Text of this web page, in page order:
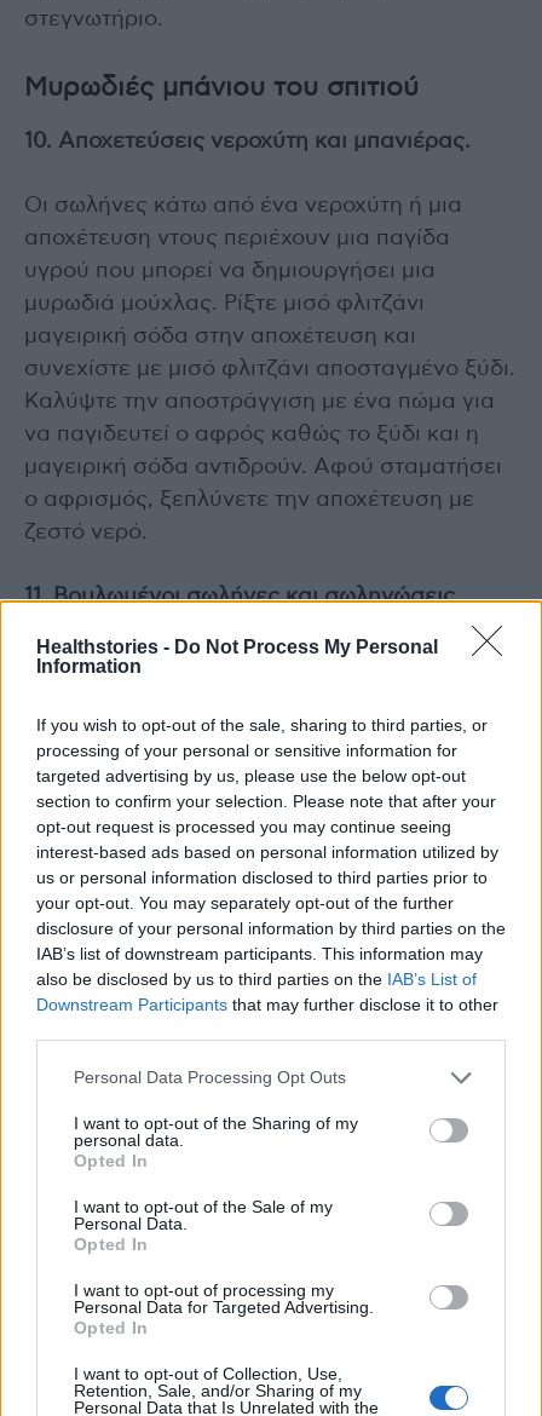
Healthstories - Do Not Process My Personal
Information
If you wish to opt-out of the sale, sharing to third parties, or
processing of your personal or sensitive information for
targeted advertising by us, please use the below opt-out
section to confirm your selection. Please note that after your
opt-out request is processed you may continue seeing
interest-based ads based on personal information utilized by
us or personal information disclosed to third parties prior to
your opt-out. You may separately opt-out of the further
disclosure of your personal information by third parties on the
IAB’s list of downstream participants. This information may
also be disclosed by us to third parties on the IAB’s List of
Downstream Participants that may further disclose it to other
Personal Data Processing Opt Outs
I want to opt-out of the Sharing of my
personal data.
Opted In
I want to opt-out of the Sale of my
Personal Data.
Opted In
I want to opt-out of processing my
Personal Data for Targeted Advertising.
Opted In
I want to opt-out of Collection, Use,
Retention, Sale, and/or Sharing of my
Personal Data that Is Unrelated with the
στεγνωτήριο.
Μυρωδιές μπάνιου του σπιτιού
10. Αποχετεύσεις νεροχύτη και μπανιέρας.
Οι σωλήνες κάτω από ένα νεροχύτη ή μια
αποχέτευση ντους περιέχουν μια παγίδα
υγρού που μπορεί να δημιουργήσει μια
μυρωδιά μούχλας. Ρίξτε μισό φλιτζάνι
μαγειρική σόδα στην αποχέτευση και
συνεχίστε με μισό φλιτζάνι αποσταγμένο ξύδι.
Καλύψτε την αποστράγγιση με ένα πώμα για
να παγιδευτεί ο αφρός καθώς το ξύδι και η
μαγειρική σόδα αντιδρούν. Αφού σταματήσει
ο αφρισμός, ξεπλύνετε την αποχέτευση με
ζεστό νερό.
11. Βουλωμένοι σωλήνες και σωληνώσεις
Όταν οι αποχετεύσεις φράξουν με τρίχες και
να δημιουργηθούν γρήγορα. Χρησιμοποιήστε
καθαριστικό αποχέτευσης ή ζητήστε από έναν
επαγγελματία να καθαρίσει τους σωλήνες.
Ένας βουλωμένος σωλήνας εξαερισμού
μπορεί να προκαλέσει τη διαφυγή αερίων
λυμάτων στον αέρα και συνήθως απαιτεί
υδραυλικό για να το επιλύσει.
12. Σωλήνες που έχουν διαρροή
Οι σωλήνες που παρουσιάζουν διαρροή στο
μπορεί να αφήσουν τους τοίχους, τις οροφές ή
τα ντουλάπια αρκετά υγρά ώστε να
ενθαρρύνουν την ανάπτυξη μούχλας και να
Επιδιορθώστε τις διαρροές, καθαρίστε τυχόν
ανάπτυξη μούχλας και αφήστε την περιοχή να
στεγνώσει.
13. Παπούτσια